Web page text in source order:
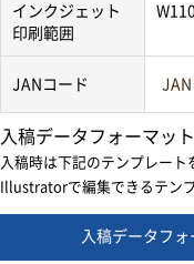
インクジェット
印刷範囲
JANコード
入稿データフォーマット
入稿時は下記のテンプレート
Illustratorで編集できるテン
入稿データフ